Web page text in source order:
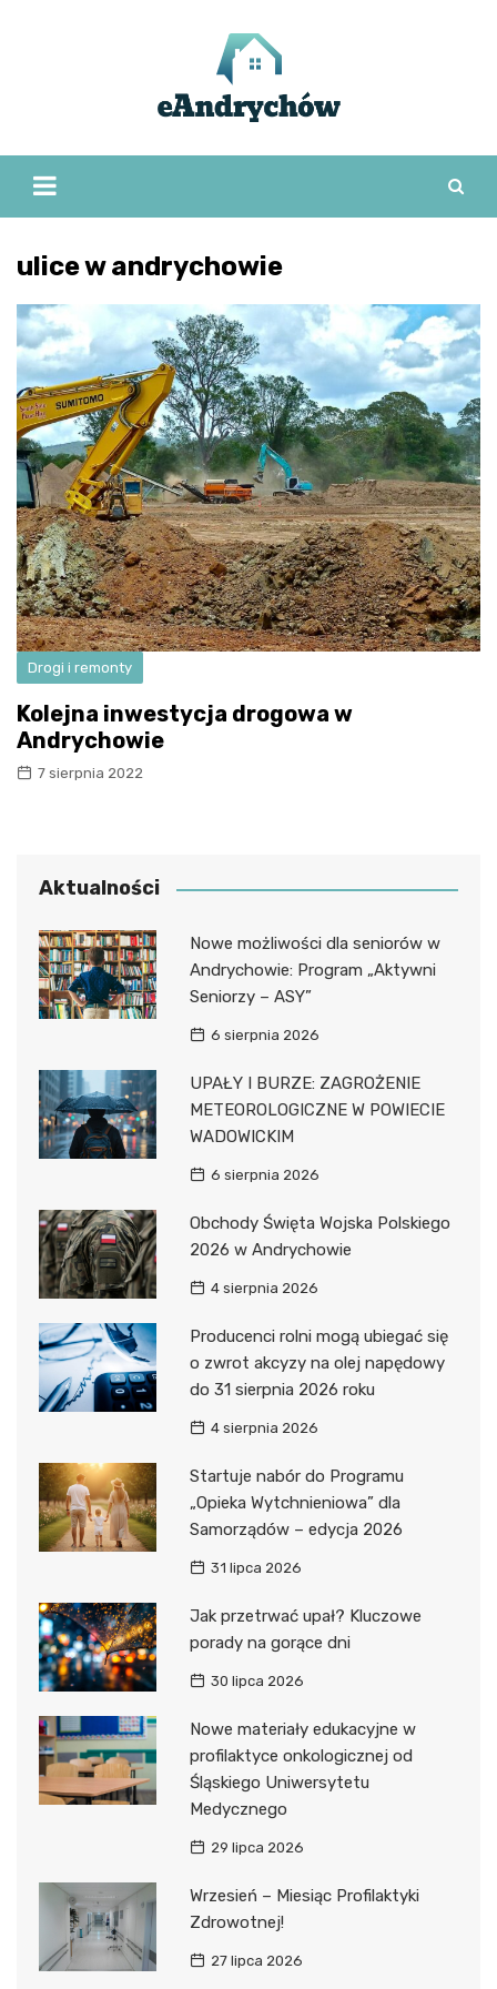
ulice w andrychowie
Drogi i remonty
Kolejna inwestycja drogowa w
Andrychowie
7 sierpnia 2022
Aktualności
Nowe możliwości dla seniorów w
Andrychowie: Program „Aktywni
Seniorzy – ASY”
6 sierpnia 2026
UPAŁY I BURZE: ZAGROŻENIE
METEOROLOGICZNE W POWIECIE
WADOWICKIM
6 sierpnia 2026
Obchody Święta Wojska Polskiego
2026 w Andrychowie
4 sierpnia 2026
Producenci rolni mogą ubiegać się
o zwrot akcyzy na olej napędowy
do 31 sierpnia 2026 roku
4 sierpnia 2026
Startuje nabór do Programu
„Opieka Wytchnieniowa” dla
Samorządów – edycja 2026
31 lipca 2026
Jak przetrwać upał? Kluczowe
porady na gorące dni
30 lipca 2026
Nowe materiały edukacyjne w
profilaktyce onkologicznej od
Śląskiego Uniwersytetu
Medycznego
29 lipca 2026
Wrzesień – Miesiąc Profilaktyki
Zdrowotnej!
27 lipca 2026